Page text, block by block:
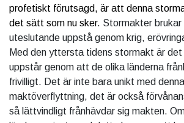
profetiskt förutsagd, är att denna
det sätt som nu sker. Stormakter brukar
uteslutande uppstå genom krig,
Med den yttersta tidens stormakt är det
uppstår genom att de olika länderna
frivilligt. Det är inte bara unikt med denna
maktöverflyttning, det är också
så lättvindligt frånhävdar sig makten.